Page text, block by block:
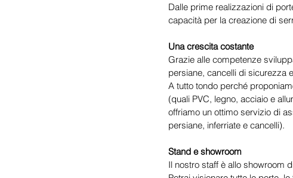
Dalle prime realizzazioni di
capacità per la creazione di
Una crescita costante
Grazie alle competenze
persiane, cancelli di sicurezza
A tutto tondo perché
(quali PVC, legno, acciaio e
offriamo un ottimo servizio di
persiane, inferriate e cancelli).
Stand e showroom
Il nostro staff è allo showroom